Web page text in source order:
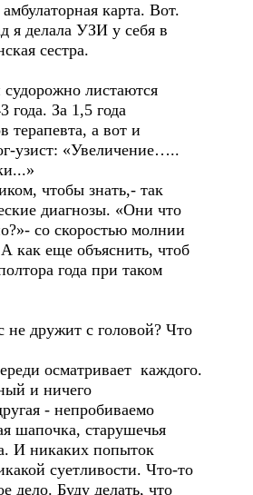
карта. Вот.
я делала УЗИ у себя в
сестра.
листаются
года. За 1,5 года
терапевта, а вот и
узист: «Увеличение…..
чтобы знать,- так
диагнозы. «Они что
со скоростью молнии
как еще объяснить, чтоб
года при таком
дружит с головой? Что
осматривает каждого.
и ничего
- непробиваемо
шапочка, старушечья
И никаких попыток
суетливости. Что-то
дело. Буду делать, что